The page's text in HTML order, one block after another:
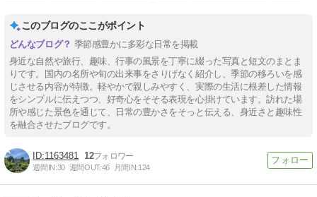
このブログのここがポイント
季節感豊かに多彩な日常を掲載
身近な自然や旅行、趣味、行事の風景を丁寧に綴った写真と短文のまとま
りです。国内の名所や旬の出来事をさりげなく紹介し、季節の移ろいを感
じさせる内容が特徴。軽やかで親しみやすく、実際の生活に根差した情報
をシンプルに伝えつつ、好奇心をそそる表現を心掛けています。訪れた場
所や感じた景色を通じて、日常の豊かさをそっと伝える、身近さと趣味性
を融合させたブログです。
1163481 12
週間IN:30 週間OUT:46 月間IN:124